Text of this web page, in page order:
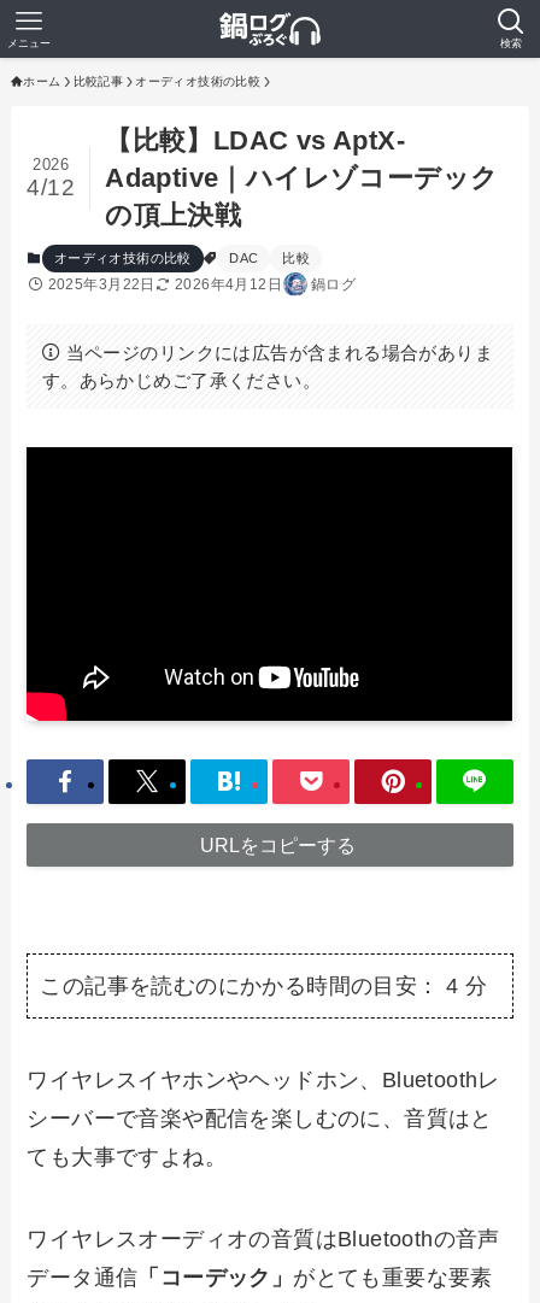
検索
メニュー
ホーム 比較記事 オーディオ技術の比較
【比較】LDAC vs AptX-
Adaptive｜ハイレゾコーデック
の頂上決戦
2026
4/12
オーディオ技術の比較 DAC 比較
2025年3月22日 2026年4月12日 鍋ログ
当ページのリンクには広告が含まれる場合がありま
す。あらかじめご了承ください。
URLをコピーする
この記事を読むのにかかる時間の目安： 4 分
ワイヤレスイヤホンやヘッドホン、Bluetoothレ
シーバーで音楽や配信を楽しむのに、音質はと
ても大事ですよね。
ワイヤレスオーディオの音質はBluetoothの音声
データ通信 「コーデック」 がとても重要な要素